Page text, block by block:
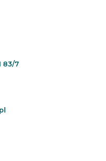
83/7